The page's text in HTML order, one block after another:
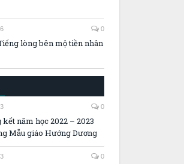
0
lòng bên mộ tiền nhân
0
kết năm học 2022 – 2023
Mẫu giáo Hướng Dương
0